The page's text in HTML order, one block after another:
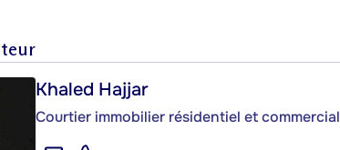
Khaled Hajjar
Courtier immobilier résidentiel et commercial